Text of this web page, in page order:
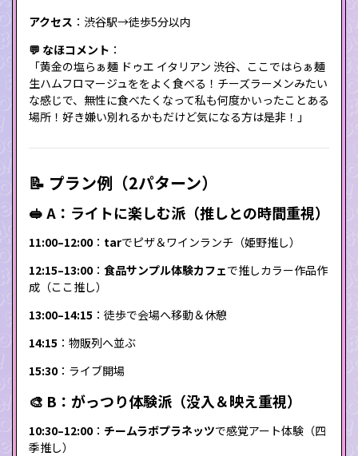
アクセス ：渋谷駅→徒歩5分以内
💬 なほコメント ：
「黄金の塩らぁ麺 ドゥエ イタリアン 渋谷、ここではらぁ麺
生ハムフロマージュををよく食べる！チーズラーメンみたい
な感じで、無性に食べたくなって私も何度かいったことある
場所！好き嫌い別れるかもだけど気になる方は是非！」
📝 プラン例（2パターン）
🥪 A：ライトに楽しむ派（推しとの時間重視）
11:00–12:00 ： tarでピザ＆ワインランチ（姫野推し）
12:15–13:00 ： 食品サンプル体験カフェで推しカラー作品作
成（ここ推し）
13:00–14:15 ：徒歩で会場へ移動＆休憩
14:15 ：物販列へ並ぶ
15:30 ：ライブ開場
🎨 B：がっつり体験派（没入＆映え重視）
10:30–12:00 ： チームラボプラネッツで感覚アート体験（四
季推し）